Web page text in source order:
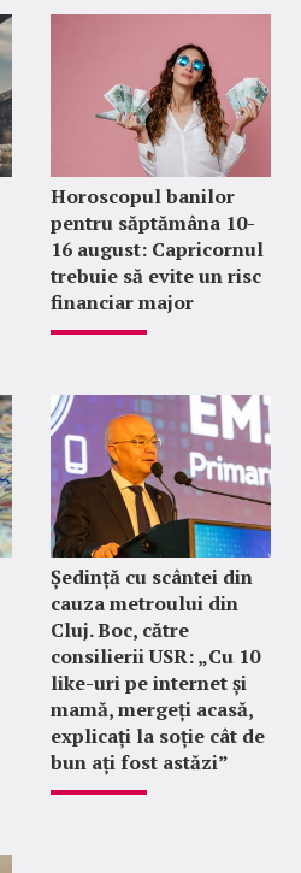
Horoscopul banilor
pentru săptămâna 10-
16 august: Capricornul
trebuie să evite un risc
financiar major
Ședință cu scântei din
cauza metroului din
Cluj. Boc, către
consilierii USR: „Cu 10
like-uri pe internet și
mamă, mergeți acasă,
explicați la soție cât de
bun ați fost astăzi”